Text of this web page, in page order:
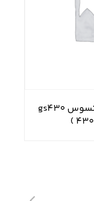
موتور چراغ شور لکسوس gs۴۳۰